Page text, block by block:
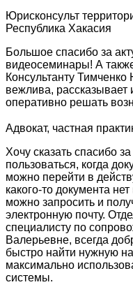
Юрисконсульт
Республика Хакасия
Большое спасибо за
видеосеминары! А
Консультанту
вежлива, рассказывает
оперативно решать
Адвокат, частная
Хочу сказать спасибо
пользоваться, когда
можно перейти в
какого-то документа
можно запросить и
электронную почту.
специалисту по
Валерьевне, всегда
быстро найти нужную
максимально
системы.